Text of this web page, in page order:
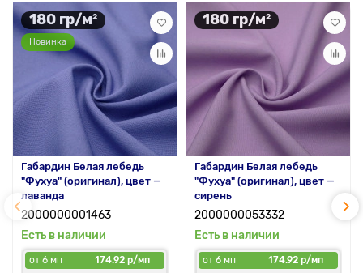
180 гр/м²
Новинка
Габардин Белая лебедь
"Фухуа" (оригинал), цвет —
лаванда
2000000001463
Есть в наличии
от 6 мп
174.92 р/мп
180 гр/м²
Габардин Белая лебедь
"Фухуа" (оригинал), цвет —
сирень
2000000053332
Есть в наличии
от 6 мп
174.92 р/мп